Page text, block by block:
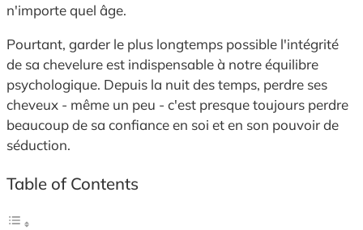
n'importe quel âge.
Pourtant, garder le plus longtemps possible l'intégrité
de sa chevelure est indispensable à notre équilibre
psychologique. Depuis la nuit des temps, perdre ses
cheveux - même un peu - c'est presque toujours perdre
beaucoup de sa confiance en soi et en son pouvoir de
séduction.
Table of Contents